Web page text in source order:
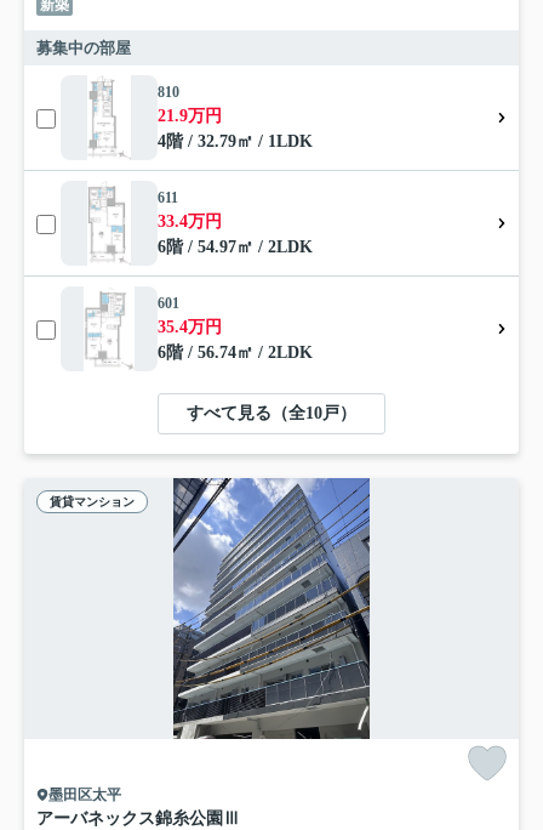
新築
募集中の部屋
810
21.9万円
4階 / 32.79㎡ / 1LDK
611
33.4万円
6階 / 54.97㎡ / 2LDK
601
35.4万円
6階 / 56.74㎡ / 2LDK
すべて見る（全10戸）
賃貸マンション
墨田区太平
アーバネックス錦糸公園Ⅲ